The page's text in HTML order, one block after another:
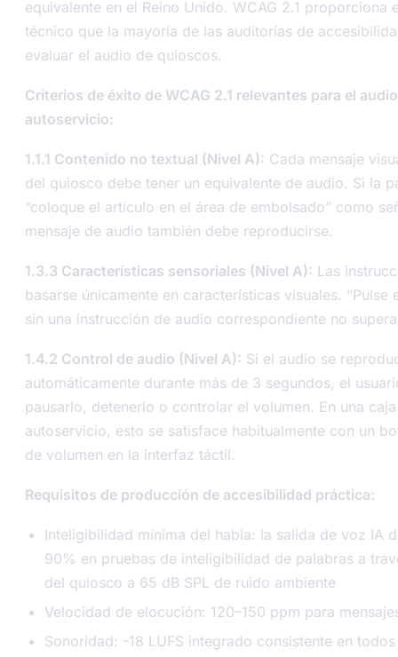
equivalente en el Reino Unido. WCAG 2.1 proporciona
técnico que la mayoría de las auditorías de
evaluar el audio de quioscos.
Criterios de éxito de WCAG 2.1 relevantes para el
autoservicio:
1.1.1 Contenido no textual (Nivel A): Cada mensaje
del quiosco debe tener un equivalente de audio. Si la
“coloque el artículo en el área de embolsado” como
mensaje de audio también debe reproducirse.
1.3.3 Características sensoriales (Nivel A): Las
basarse únicamente en características visuales. “Pulse
sin una instrucción de audio correspondiente no
1.4.2 Control de audio (Nivel A): Si el audio se
automáticamente durante más de 3 segundos, el
pausarlo, detenerlo o controlar el volumen. En una
autoservicio, esto se satisface habitualmente con un
de volumen en la interfaz táctil.
Requisitos de producción de accesibilidad práctica:
Inteligibilidad mínima del habla: la salida de voz IA
90% en pruebas de inteligibilidad de palabras a
del quiosco a 65 dB SPL de ruido ambiente
Velocidad de elocución: 120–150 ppm para
Sonoridad: -18 LUFS integrado consistente en